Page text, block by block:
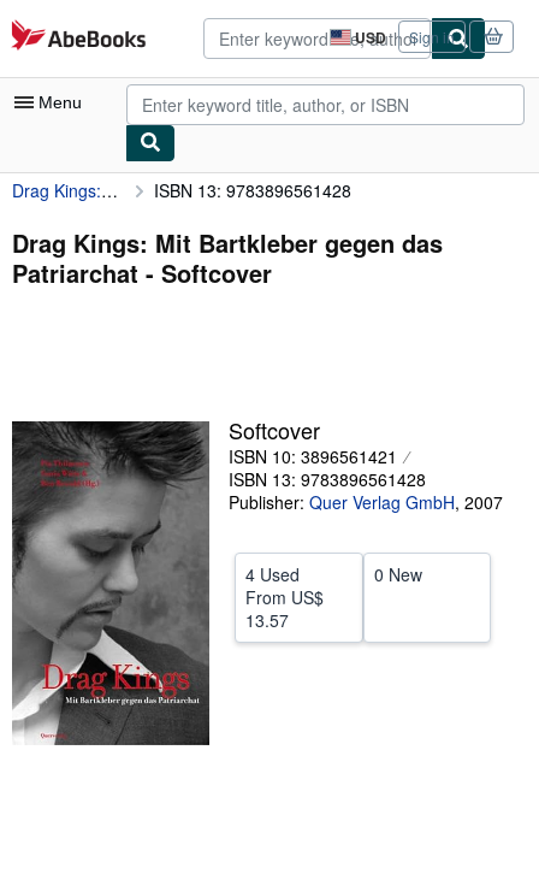
Skip to main content
AbeBooks.com USD
Site
shopping
preferences
Sign in
Menu
My Account
My Purchases
Advanced Search
Textbooks
Sellers
Start Selling
Help
CLOSE
Drag Kings: Mit Bartkleber gegen das Patriarchat ISBN 13: 9783896561428
Drag Kings: Mit Bartkleber gegen das
Patriarchat - Softcover
Softcover
ISBN 10: 3896561421
ISBN 13: 9783896561428
Publisher: Quer Verlag GmbH, 2007
4 Used
From US$
13.57
0 New